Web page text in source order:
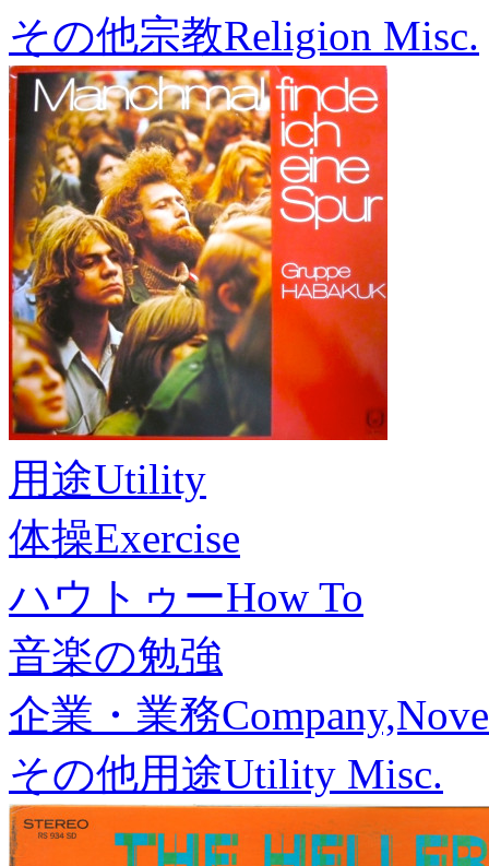
その他宗教Religion Misc.
用途Utility
体操Exercise
ハウトゥーHow To
音楽の勉強
企業・業務
その他用途Utility Misc.